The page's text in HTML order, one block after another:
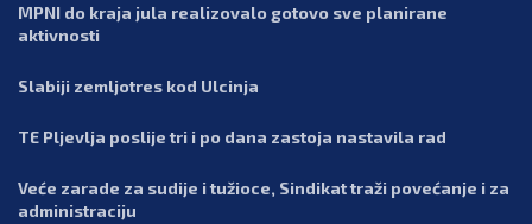
MPNI do kraja jula realizovalo gotovo sve planirane
aktivnosti
Slabiji zemljotres kod Ulcinja
TE Pljevlja poslije tri i po dana zastoja nastavila rad
Veće zarade za sudije i tužioce, Sindikat traži povećanje i za
administraciju